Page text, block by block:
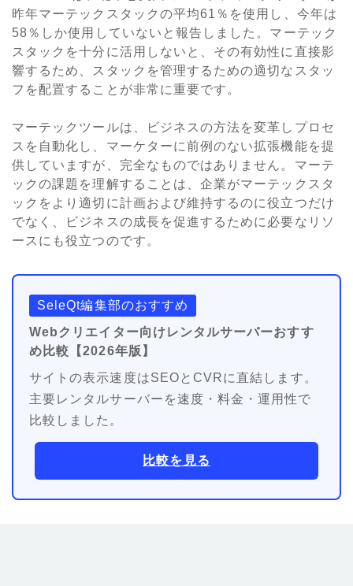
昨年マーテックスタックの平均61％を使用し、今年は
58％しか使用していないと報告しました。マーテック
スタックを十分に活用しないと、その有効性に直接影
響するため、スタックを管理するための適切なスタッ
フを配置することが非常に重要です。
マーテックツールは、ビジネスの方法を変革しプロセ
スを自動化し、マーケターに前例のない拡張機能を提
供していますが、完全なものではありません。マーテ
ックの課題を理解することは、企業がマーテックスタ
ックをより適切に計画および維持するのに役立つだけ
でなく、ビジネスの成長を促進するために必要なリソ
ースにも役立つのです。
SeleQt編集部のおすすめ
Webクリエイター向けレンタルサーバーおすす
め比較【2026年版】
サイトの表示速度はSEOとCVRに直結します。
主要レンタルサーバーを速度・料金・運用性で
比較しました。
比較を見る